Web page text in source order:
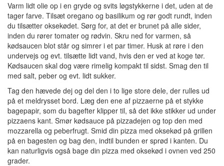
Varm lidt olie op i en gryde og svits løgstykkerne i det, uden at de
tager farve. Tilsæt oregano og basilikum og rør godt rundt, inden
du tilsætter oksekødet. Sørg for, at det er brunet på alle sider,
inden du rører tomater og rødvin. Skru ned for varmen, så
kødsaucen blot står og simrer i et par timer. Husk at røre i den
undervejs og evt. tilsætte lidt vand, hvis den er ved at koge tør.
Kødsaucen skal dog være rimelig kompakt til sidst. Smag den til
med salt, peber og evt. lidt sukker.
Tag den hævede dej og del den i to lige store dele, der rulles ud
på et meldrysset bord. Læg den ene af pizzaerne på et stykke
bagepapir, som du bagefter klipper til, så det ikke stikker ud under
pizzaens kant. Smør kødsauce på pizzadejen og top den med
mozzarella og peberfrugt. Smid din pizza med oksekød på grillen
på en bagesten og bag den, indtil bunden er sprød i kanten. Du
kan naturligvis også bage din pizza med oksekød i ovnen ved 250
grader.